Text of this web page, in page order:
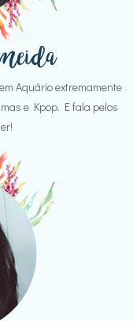
Aquário extremamente
e Kpop. E fala pelos